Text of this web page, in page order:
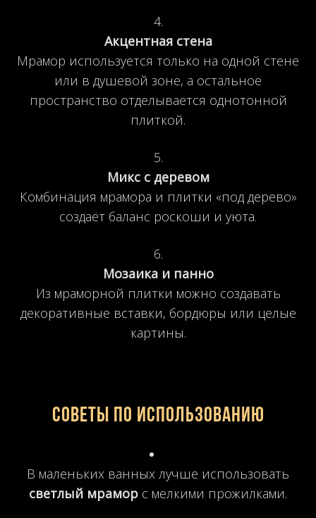
Акцентная стена
Мрамор используется только на одной стене
или в душевой зоне, а остальное
пространство отделывается однотонной
плиткой.
Микс с деревом
Комбинация мрамора и плитки «под дерево»
создаёт баланс роскоши и уюта.
Мозаика и панно
Из мраморной плитки можно создавать
декоративные вставки, бордюры или целые
картины.
Советы по использованию
В маленьких ванных лучше использовать
светлый мрамор с мелкими прожилками.